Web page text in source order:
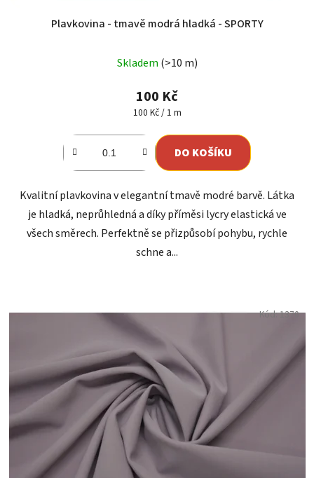
Plavkovina - tmavě modrá hladká - SPORTY
Skladem (>10 m)
100 Kč
Měrná
100 Kč / 1 m
DO KOŠÍKU
Kvalitní plavkovina v elegantní tmavě modré barvě. Látka
je hladká, neprůhledná a díky příměsi lycry elastická ve
všech směrech. Perfektně se přizpůsobí pohybu, rychle
schne a...
Kód:1370